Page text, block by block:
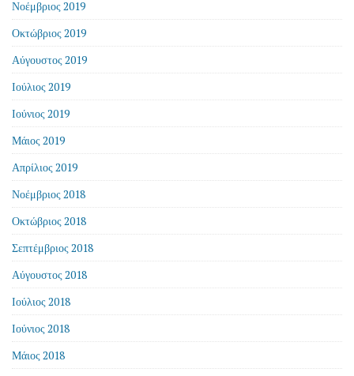
Νοέμβριος 2019
Οκτώβριος 2019
Αύγουστος 2019
Ιούλιος 2019
Ιούνιος 2019
Μάιος 2019
Απρίλιος 2019
Νοέμβριος 2018
Οκτώβριος 2018
Σεπτέμβριος 2018
Αύγουστος 2018
Ιούλιος 2018
Ιούνιος 2018
Μάιος 2018